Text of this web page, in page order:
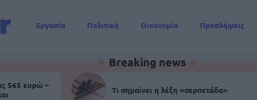
Εργασία Πολιτική Οικονομία Προσλήψεις
Breaking news
565 ευρώ –
Τι σημαίνει η λέξη «σερπετάδα»